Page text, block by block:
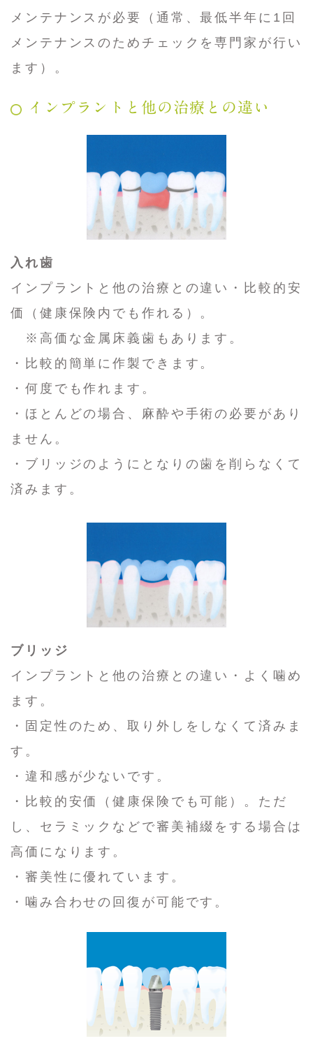
メンテナンスが必要（通常、最低半年に1回
メンテナンスのためチェックを専門家が行い
ます）。
インプラントと他の治療との違い
入れ歯
インプラントと他の治療との違い・比較的安
価（健康保険内でも作れる）。
※高価な金属床義歯もあります。
・比較的簡単に作製できます。
・何度でも作れます。
・ほとんどの場合、麻酔や手術の必要があり
ません。
・ブリッジのようにとなりの歯を削らなくて
済みます。
ブリッジ
インプラントと他の治療との違い・よく噛め
ます。
・固定性のため、取り外しをしなくて済みま
す。
・違和感が少ないです。
・比較的安価（健康保険でも可能）。ただ
し、セラミックなどで審美補綴をする場合は
高価になります。
・審美性に優れています。
・噛み合わせの回復が可能です。